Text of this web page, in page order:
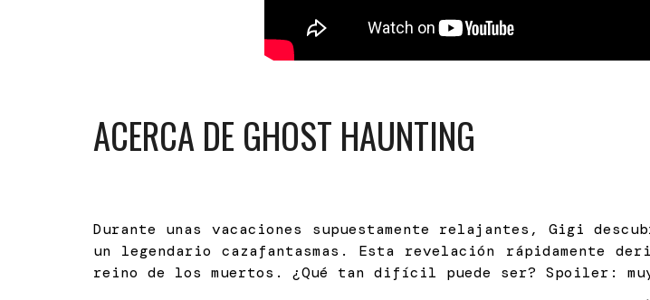
ACERCA DE GHOST HAUNTING
Durante unas vacaciones supuestamente relajantes, Gigi
un legendario cazafantasmas. Esta revelación rápidamente
reino de los muertos. ¿Qué tan difícil puede ser? Spoiler: